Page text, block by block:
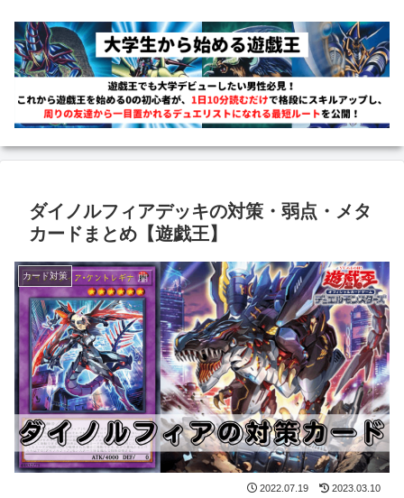
ダイノルフィアデッキの対策・弱点・メタ
カードまとめ【遊戯王】
カード対策
2022.07.19 2023.03.10